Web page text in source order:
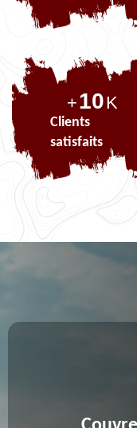
+10K
Clients
satisfaits